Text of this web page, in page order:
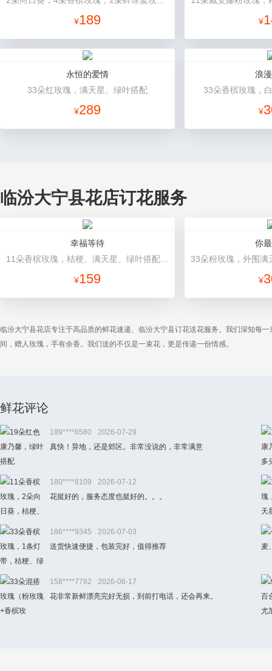
¥189 ¥
永恒的爱情
33朵红玫瑰，满天星、绿叶搭配
¥289
浪
33朵香槟玫瑰，
¥
临汾大宁县花店订花服务
幸福等待
¥159
你
¥
临汾大宁县花店专注于高品质的鲜花速递、临汾大宁县订花送花服务。我们深知每
间，赠人玫瑰，手有余香。我们送的不仅是一束花，更是传递一份情感。
鲜花评论
189****6580
2026-07-29
真快！异地，还是郊区。非常没说的，非常满意
180****8109
2026-07-12
花挺好的，服务态度也挺好的。。。
186****9345
2026-07-03
送货快速便捷，包装完好，值得推荐
158****7782
2026-06-17
花非常新鲜漂亮完好无损，到前打电话，还会再来。